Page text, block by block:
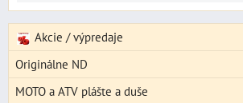
Akcie / výpredaje
Originálne ND
MOTO a ATV plášte a duše